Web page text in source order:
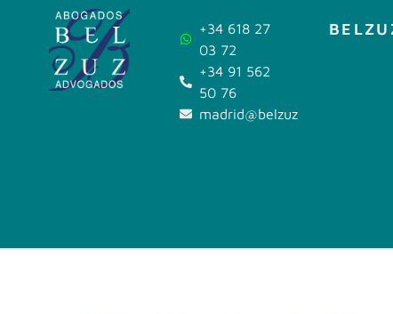
+34 618 27
03 72
+34 91 562
50 76
madrid@belzuz.com